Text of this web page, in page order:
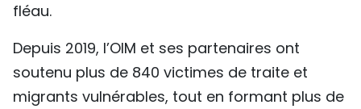
fléau.
Depuis 2019, l’OIM et ses partenaires ont
soutenu plus de 840 victimes de traite et
migrants vulnérables, tout en formant plus de